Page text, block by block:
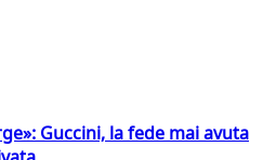
Guccini, la fede mai avuta